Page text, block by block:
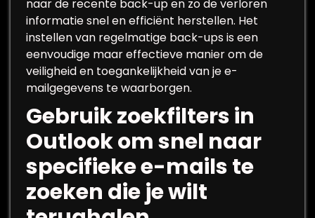
naar de recente back-up en zo de verloren
informatie snel en efficiënt herstellen. Het
instellen van regelmatige back-ups is een
eenvoudige maar effectieve manier om de
veiligheid en toegankelijkheid van je e-
mailgegevens te waarborgen.
Gebruik zoekfilters in
Outlook om snel naar
specifieke e-mails te
zoeken die je wilt